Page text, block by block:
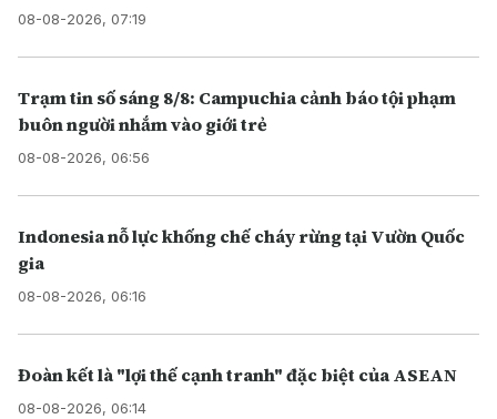
08-08-2026, 07:19
Trạm tin số sáng 8/8: Campuchia cảnh báo tội phạm
buôn người nhắm vào giới trẻ
08-08-2026, 06:56
Indonesia nỗ lực khống chế cháy rừng tại Vườn Quốc
gia
08-08-2026, 06:16
Đoàn kết là "lợi thế cạnh tranh" đặc biệt của ASEAN
08-08-2026, 06:14